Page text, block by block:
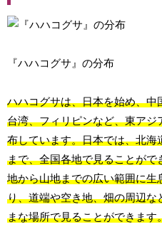
『ハハコグサ』の分布
ハハコグサは、日本を始め、中
台湾、フィリピンなど、東アジ
布しています。日本では、北海
まで、全国各地で見ることがで
地から山地までの広い範囲に生
り、道端や空き地、畑の周辺な
まな場所で見ることができます